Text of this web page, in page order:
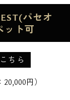
パセオ
ト可
ちら
20,000円）